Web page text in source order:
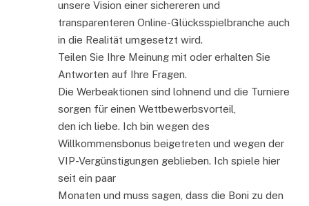
unsere Vision einer sichereren und
transparenteren Online-Glücksspielbranche auch
in die Realität umgesetzt wird.
Teilen Sie Ihre Meinung mit oder erhalten Sie
Antworten auf Ihre Fragen.
Die Werbeaktionen sind lohnend und die Turniere
sorgen für einen Wettbewerbsvorteil,
den ich liebe. Ich bin wegen des
Willkommensbonus beigetreten und wegen der
VIP-Vergünstigungen geblieben. Ich spiele hier
seit ein paar
Monaten und muss sagen, dass die Boni zu den